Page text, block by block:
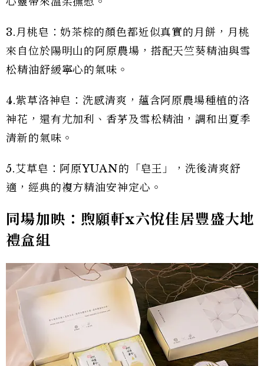
3.月桃皂：奶茶棕的顏色都近似真實的月餅，月桃
來自位於陽明山的阿原農場，搭配天竺葵精油與雪
松精油舒緩寧心的氣味。
4.紫草洛神皂：洗感清爽，蘊含阿原農場種植的洛
神花，還有尤加利、香茅及雪松精油，調和出夏季
清新的氣味。
5.艾草皂：阿原YUAN的「皂王」，洗後清爽舒
適，經典的複方精油安神定心。
同場加映：煦願軒x六悅佳居豐盛大地
禮盒組